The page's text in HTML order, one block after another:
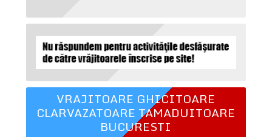
VRAJITOARE GHICITOARE
CLARVAZATOARE TAMADUITOARE
BUCURESTI